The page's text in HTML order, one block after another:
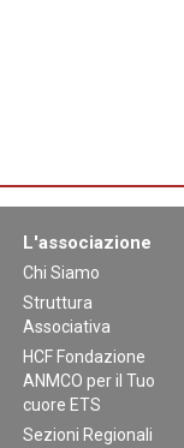
L'associazione
Chi Siamo
Struttura
Associativa
HCF Fondazione
ANMCO per il Tuo
cuore ETS
Sezioni Regionali